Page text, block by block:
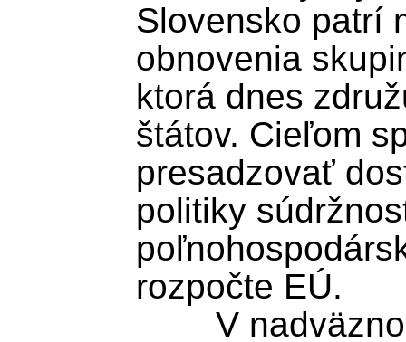
Slovensko patrí
obnovenia
ktorá dnes
štátov. Cieľom
presadzovať
politiky
rozpočte EÚ.